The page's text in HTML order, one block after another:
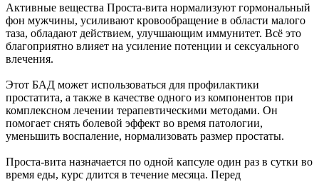
Активные вещества Проста-вита нормализуют гормональный
фон мужчины, усиливают кровообращение в области малого
таза, обладают действием, улучшающим иммунитет. Всё это
благоприятно влияет на усиление потенции и сексуального
влечения.
Этот БАД может использоваться для профилактики
простатита, а также в качестве одного из компонентов при
комплексном лечении терапевтическими методами. Он
помогает снять болевой эффект во время патологии,
уменьшить воспаление, нормализовать размер простаты.
Проста-вита назначается по одной капсуле один раз в сутки во
время еды, курс длится в течение месяца. Перед